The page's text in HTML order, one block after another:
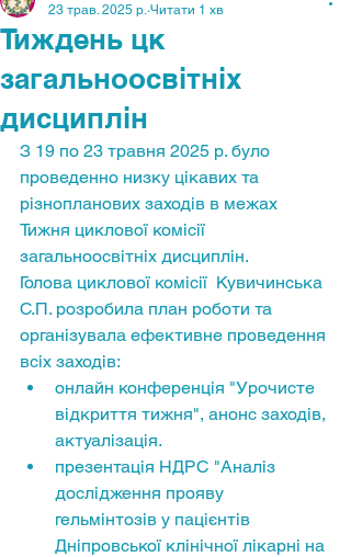
Тиждень цк
загальноосвітніх
дисциплін
23 трав. 2025 р. Читати 1 хв
З 19 по 23 травня 2025 р. було
проведенно низку цікавих та
різнопланових заходів в межах
Тижня циклової комісії
загальноосвітніх дисциплін.
Голова циклової комісії  Кувичинська
С.П. розробила план роботи та
організувала ефективне проведення
всіх заходів:
онлайн конференція "Урочисте
відкриття тижня", анонс заходів,
актуалізація.
презентація НДРС "Аналіз
дослідження прояву
гельмінтозів у пацієнтів
Дніпровської клінічної лікарні на